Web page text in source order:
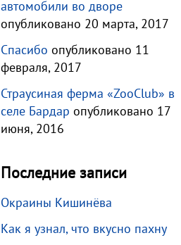
автомобили во дворе
опубликовано 20 марта, 2017
Спасибо опубликовано 11
февраля, 2017
Страусиная ферма «ZooClub» в
селе Бардар опубликовано 17
июня, 2016
Последние записи
Окраины Кишинёва
Как я узнал, что вкусно пахну